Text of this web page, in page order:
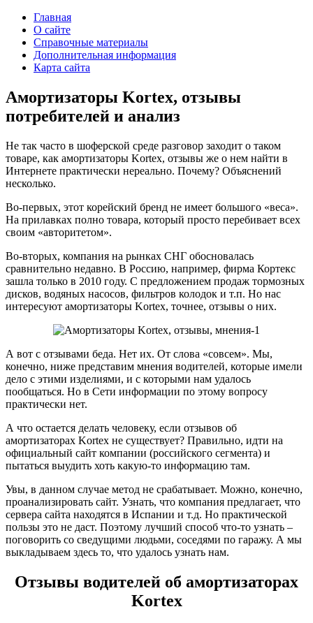
Главная
О сайте
Справочные материалы
Дополнительная информация
Карта сайта
Амортизаторы Kortex, отзывы
потребителей и анализ
Не так часто в шоферской среде разговор заходит о таком
товаре, как амортизаторы Kortex, отзывы же о нем найти в
Интернете практически нереально. Почему? Объяснений
несколько.
Во-первых, этот корейский бренд не имеет большого «веса».
На прилавках полно товара, который просто перебивает всех
своим «авторитетом».
Во-вторых, компания на рынках СНГ обосновалась
сравнительно недавно. В Россию, например, фирма Кортекс
зашла только в 2010 году. С предложением продаж тормозных
дисков, водяных насосов, фильтров колодок и т.п. Но нас
интересуют амортизаторы Kortex, точнее, отзывы о них.
А вот с отзывами беда. Нет их. От слова «совсем». Мы,
конечно, ниже представим мнения водителей, которые имели
дело с этими изделиями, и с которыми нам удалось
пообщаться. Но в Сети информации по этому вопросу
практически нет.
А что остается делать человеку, если отзывов об
амортизаторах Kortex не существует? Правильно, идти на
официальный сайт компании (российского сегмента) и
пытаться выудить хоть какую-то информацию там.
Увы, в данном случае метод не срабатывает. Можно, конечно,
проанализировать сайт. Узнать, что компания предлагает, что
сервера сайта находятся в Испании и т.д. Но практической
пользы это не даст. Поэтому лучший способ что-то узнать –
поговорить со сведущими людьми, соседями по гаражу. А мы
выкладываем здесь то, что удалось узнать нам.
Отзывы водителей об амортизаторах
Kortex